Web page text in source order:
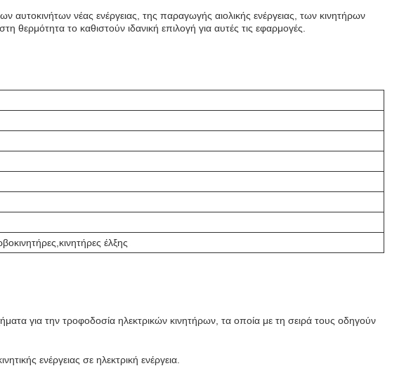
νέας ενέργειας, της παραγωγής αιολικής ενέργειας, των κινητήρων
το καθιστούν ιδανική επιλογή για αυτές τις εφαρμογές.
έλξης
για την τροφοδοσία ηλεκτρικών κινητήρων, τα οποία με τη σειρά τους οδηγούν
ενέργειας σε ηλεκτρική ενέργεια.